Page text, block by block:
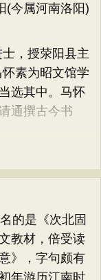
今属河南洛阳)
，授荥阳县主
素为昭文馆学
选其中。马怀
通撰古今书
的是《次北固
教材，倍受读
》，字句颇有
年游历江南时